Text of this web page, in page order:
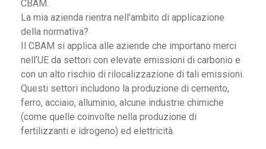
CBAM.
La mia azienda rientra nell’ambito di applicazione
della normativa?
Il CBAM si applica alle aziende che importano merci
nell’UE da settori con elevate emissioni di carbonio e
con un alto rischio di rilocalizzazione di tali emissioni.
Questi settori includono la produzione di cemento,
ferro, acciaio, alluminio, alcune industrie chimiche
(come quelle coinvolte nella produzione di
fertilizzanti e idrogeno) ed elettricità.